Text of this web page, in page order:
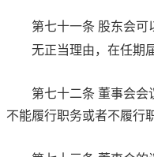
第七十一条 股东会可
无正当理由，在任期
第七十二条 董事会会
不能履行职务或者不履行